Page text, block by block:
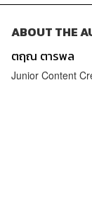
ABOUT THE
ตฤณ ตารพล
Junior Content